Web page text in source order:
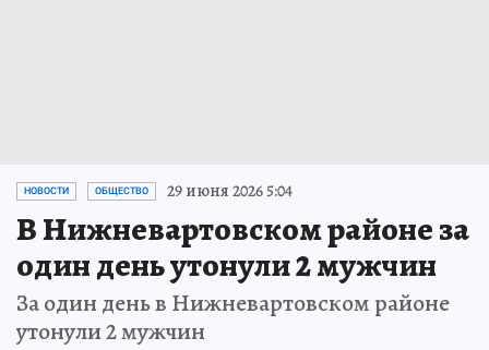
НОВОСТИ ОБЩЕСТВО 29 июня 2026 5:04
В Нижневартовском районе за
один день утонули 2 мужчин
За один день в Нижневартовском районе
утонули 2 мужчин